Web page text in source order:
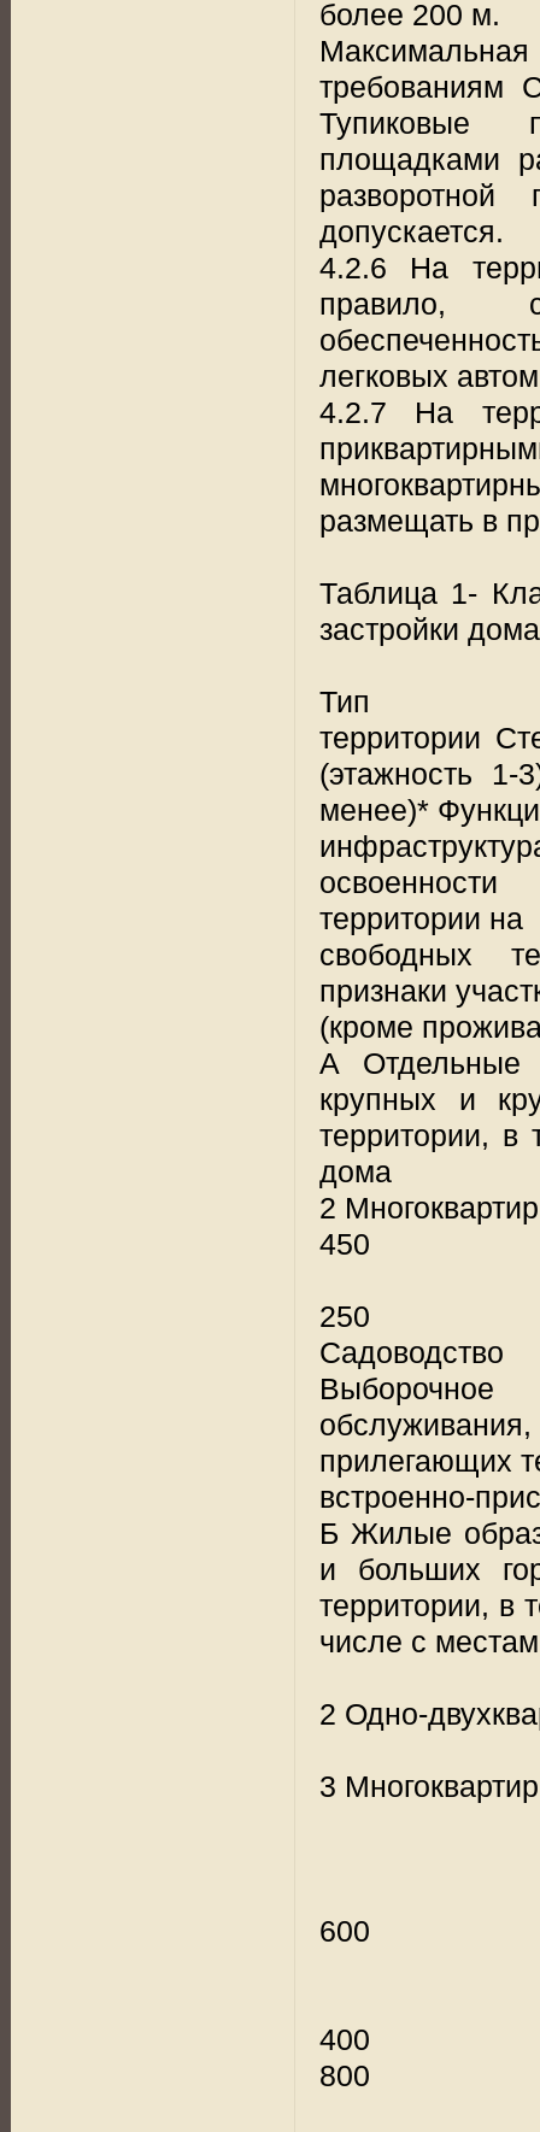
более 200 м.
Максимальная
требованиям
Тупиковые
площадками
допускается.
4.2.6 На
правило,
легковых
4.2.7 На
размещать в
Таблица 1-
застройки
Тип
территории
(этажность
менее)*
освоенности
территории на
свободных
признаки
(кроме
А Отдельные
крупных и
территории, в
дома
2
450
250
Выборочное
прилегающих
встроенно-
Б Жилые
и больших
территории, в
числе с
2 Одно-
3
600
400
800